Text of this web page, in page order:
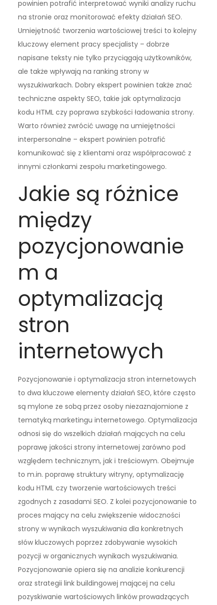
powinien potrafić interpretować wyniki analizy ruchu
na stronie oraz monitorować efekty działań SEO.
Umiejętność tworzenia wartościowej treści to kolejny
kluczowy element pracy specjalisty – dobrze
napisane teksty nie tylko przyciągają użytkowników,
ale także wpływają na ranking strony w
wyszukiwarkach. Dobry ekspert powinien także znać
techniczne aspekty SEO, takie jak optymalizacja
kodu HTML czy poprawa szybkości ładowania strony.
Warto również zwrócić uwagę na umiejętności
interpersonalne – ekspert powinien potrafić
komunikować się z klientami oraz współpracować z
innymi członkami zespołu marketingowego.
Jakie są różnice
między
pozycjonowanie
m a
optymalizacją
stron
internetowych
Pozycjonowanie i optymalizacja stron internetowych
to dwa kluczowe elementy działań SEO, które często
są mylone ze sobą przez osoby niezaznajomione z
tematyką marketingu internetowego. Optymalizacja
odnosi się do wszelkich działań mających na celu
poprawę jakości strony internetowej zarówno pod
względem technicznym, jak i treściowym. Obejmuje
to m.in. poprawę struktury witryny, optymalizację
kodu HTML czy tworzenie wartościowych treści
zgodnych z zasadami SEO. Z kolei pozycjonowanie to
proces mający na celu zwiększenie widoczności
strony w wynikach wyszukiwania dla konkretnych
słów kluczowych poprzez zdobywanie wysokich
pozycji w organicznych wynikach wyszukiwania.
Pozycjonowanie opiera się na analizie konkurencji
oraz strategii link buildingowej mającej na celu
pozyskiwanie wartościowych linków prowadzących